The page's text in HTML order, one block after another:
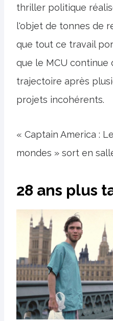
thriller politique
l'objet de tonnes de
que tout ce travail
que le MCU continue
trajectoire après
projets incohérents.
« Captain America :
mondes » sort en
28 ans plus